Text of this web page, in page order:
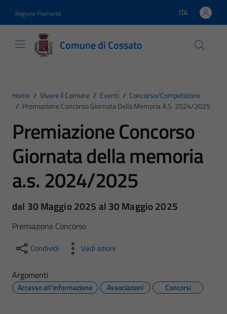
Regione Piemonte Lingua attiva:
ITA
Comune di Cossato
Home / Vivere Il Comune / Eventi / Concorso/competizione
/ Premiazione Concorso Giornata Della Memoria A.s. 2024/2025
Premiazione Concorso
Giornata della memoria
a.s. 2024/2025
dal 30 Maggio 2025 al 30 Maggio 2025
Premiazione Concorso
Condividi Vedi azioni
Argomenti
Accesso all'informazione Associazioni Concorsi